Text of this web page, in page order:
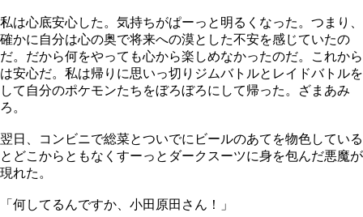
私は心底安心した。気持ちがぱーっと明るくなった。つまり、
確かに自分は心の奥で将来への漠とした不安を感じていたの
だ。だから何をやっても心から楽しめなかったのだ。これから
は安心だ。私は帰りに思いっ切りジムバトルとレイドバトルを
して自分のポケモンたちをぼろぼろにして帰った。ざまあみ
ろ。
翌日、コンビニで総菜とついでにビールのあてを物色している
とどこからともなくすーっとダークスーツに身を包んだ悪魔が
現れた。
「何してるんですか、小田原田さん！」